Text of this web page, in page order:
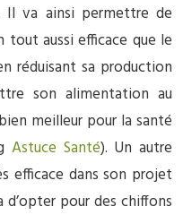
Il va ainsi permettre de
tout aussi efficace que le
réduisant sa production
son alimentation au
meilleur pour la santé
Astuce Santé). Un autre
efficace dans son projet
pour des chiffons